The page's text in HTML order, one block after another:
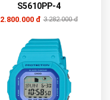
S5610PP-4
2.800.000 đ 3.282.000 đ